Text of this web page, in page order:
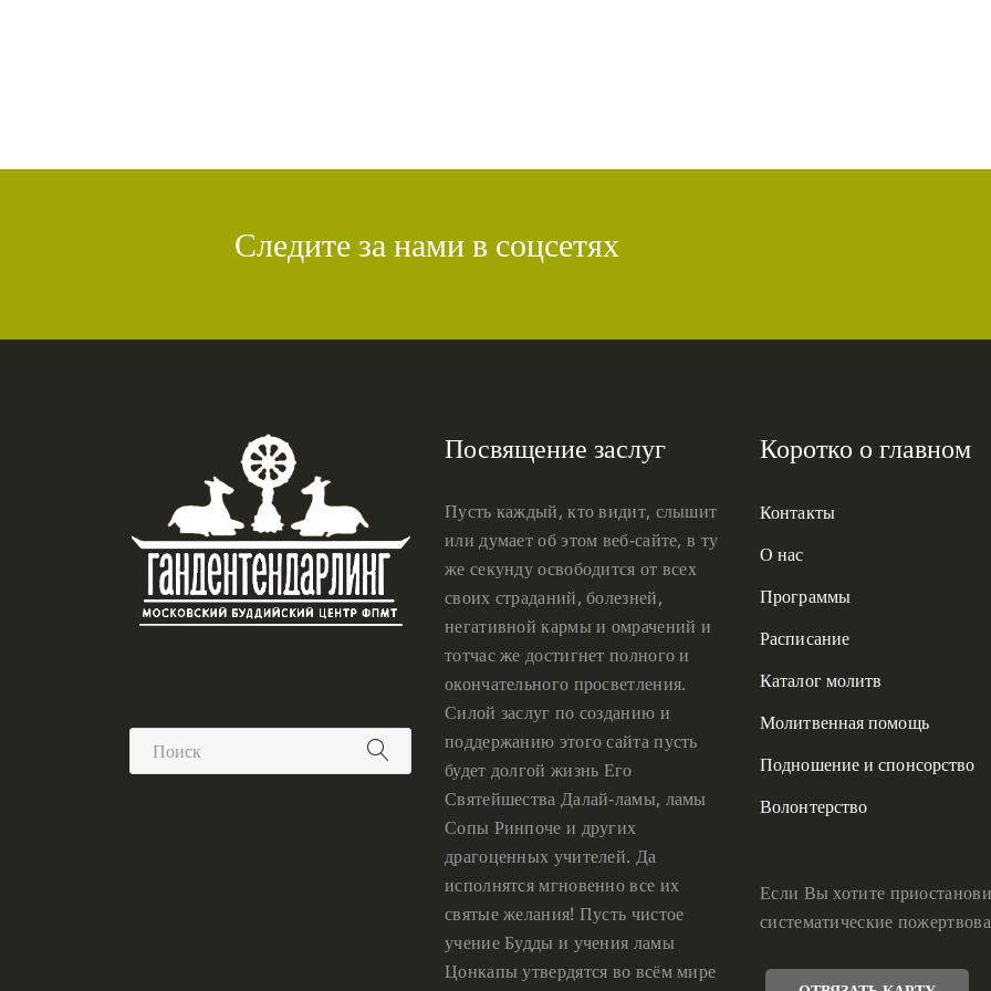
Следите за нами в соцсетях
Посвящение заслуг
Пусть каждый, кто видит, слышит
или думает об этом веб-сайте, в ту
же секунду освободится от всех
своих страданий, болезней,
негативной кармы и омрачений и
тотчас же достигнет полного и
окончательного просветления.
Силой заслуг по созданию и
поддержанию этого сайта пусть
будет долгой жизнь Его
Святейшества Далай-ламы, ламы
Сопы Ринпоче и других
драгоценных учителей. Да
исполнятся мгновенно все их
святые желания! Пусть чистое
учение Будды и учения ламы
Цонкапы утвердятся во всём мире
Коротко о главном
Контакты
О нас
Программы
Расписание
Каталог молитв
Молитвенная помощь
Подношение и спонсорство
Волонтерство
Если Вы хотите
систематические